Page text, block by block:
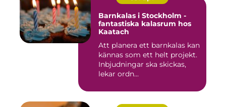
Barnkalas i Stockholm -
fantastiska kalasrum hos
Kaatach
Att planera ett barnkalas kan
kännas som ett helt projekt.
Inbjudningar ska skickas,
lekar ordn...